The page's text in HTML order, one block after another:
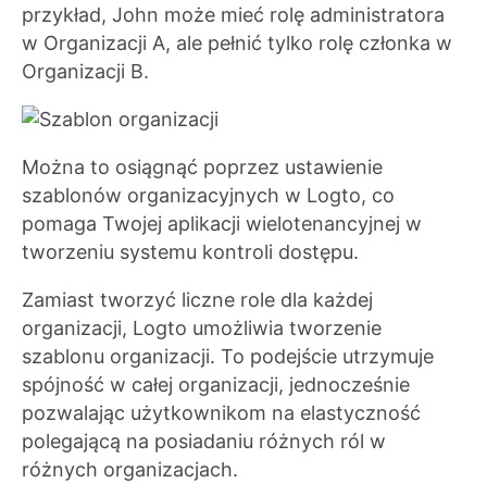
przykład, John może mieć rolę administratora
w Organizacji A, ale pełnić tylko rolę członka w
Organizacji B.
Można to osiągnąć poprzez ustawienie
szablonów organizacyjnych w Logto, co
pomaga Twojej aplikacji wielotenancyjnej w
tworzeniu systemu kontroli dostępu.
Zamiast tworzyć liczne role dla każdej
organizacji, Logto umożliwia tworzenie
szablonu organizacji. To podejście utrzymuje
spójność w całej organizacji, jednocześnie
pozwalając użytkownikom na elastyczność
polegającą na posiadaniu różnych ról w
różnych organizacjach.